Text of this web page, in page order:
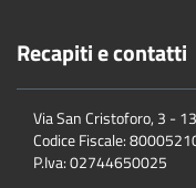
Recapiti e contatti
Via San Cristoforo, 3 -
Codice Fiscale:
P.Iva:02744650025